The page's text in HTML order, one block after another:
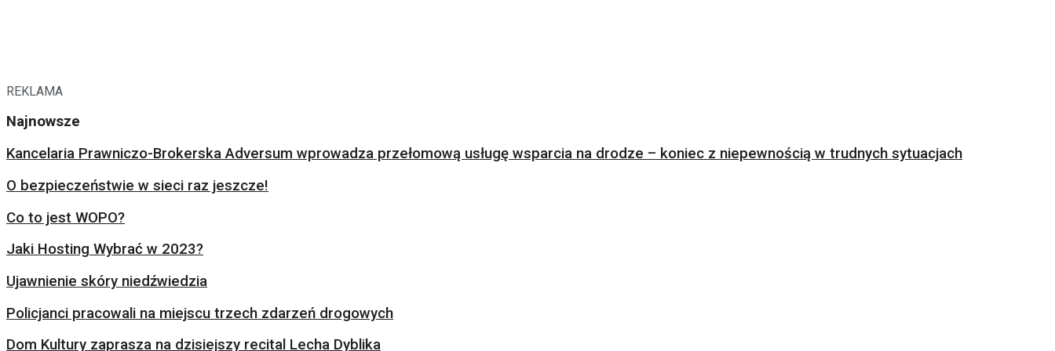
REKLAMA
Najnowsze
Kancelaria Prawniczo-Brokerska Adversum wprowadza przełomową usługę wsparcia na drodze – koniec z niepewnością w trudnych sytuacjach
O bezpieczeństwie w sieci raz jeszcze!
Co to jest WOPO?
Jaki Hosting Wybrać w 2023?
Ujawnienie skóry niedźwiedzia
Policjanci pracowali na miejscu trzech zdarzeń drogowych
Dom Kultury zaprasza na dzisiejszy recital Lecha Dyblika